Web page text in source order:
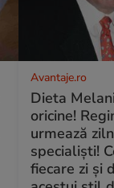
Avantaje.ro
Dieta
oricine!
urmează
specialiști!
fiecare zi și